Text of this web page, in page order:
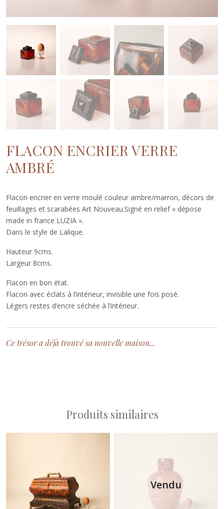
FLACON ENCRIER VERRE
AMBRÉ
Flacon encrier en verre moulé couleur ambre/marron, décors de
feuillages et scarabées Art Nouveau.Signé en relief « dépose
made in france LUZIA ».
Dans le style de Lalique.
Hauteur 9cms.
Largeur 8cms.
Flacon en bon état.
Flacon avec éclats à l’intérieur, invisible une fois posé.
Légers restes d’encre séchée à l’intérieur.
Ce trésor a déjà trouvé sa nouvelle maison...
Produits similaires
Vendu